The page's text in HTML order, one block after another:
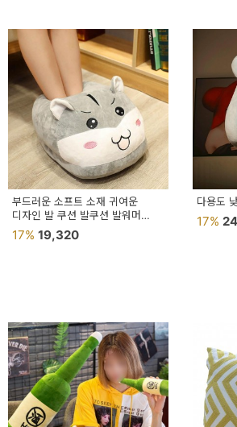
부드러운 소프트 소재 귀여운
디자인 발 쿠션 발쿠션 발워머
발방석 귀여운발 포근한발
17% 19,320
다용도
17%